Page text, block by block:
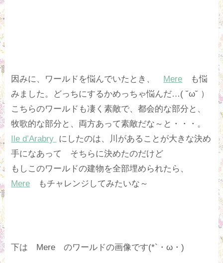
因みに、ワールドを悩んでいたとき、 Mere も悩
みました。どっちにするかめっちゃ悩んだ…( ˘ω˘ ）
こちらのワールドも凄く素敵で、都会的な部分と、
牧歌的な部分と、両方あって素敵だな～と・・・。
Ile d’Arabry にしたのは、川があることが大きな決め
手になあって そちらに決めたのだけど
もしこのワールドの建物を全部埋められたら、
Mere もチャレンジしてみたいな～
下は Mere のワールドの画像です(*`・ω・)ゝ